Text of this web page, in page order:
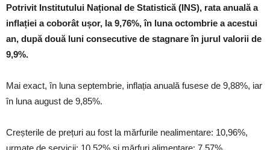
Potrivit Institutului Național de Statistică (INS), rata anuală a
inflației a coborât ușor, la 9,76%, în luna octombrie a acestui
an, după două luni consecutive de stagnare în jurul valorii de
9,9%.
Mai exact, în luna septembrie, inflația anuală fusese de 9,88%, iar
în luna august de 9,85%.
Creșterile de prețuri au fost la mărfurile nealimentare: 10,96%,
urmate de servicii: 10,52% și mărfuri alimentare: 7,57%.